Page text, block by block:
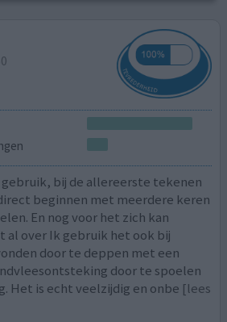
gebruik, bij de allereerste tekenen
beginnen met meerdere keren
En nog voor het zich kan
al over Ik gebruik het ook bij
door te deppen met een
door te spoelen
Het is echt veelzijdig en onbe [lees